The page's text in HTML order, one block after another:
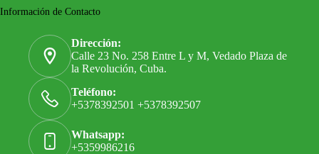
Información de Contacto
Dirección:
Calle 23 No. 258 Entre L y M, Vedado Plaza de
la Revolución, Cuba.
Teléfono:
+5378392501 +5378392507
Whatsapp:
+5359986216